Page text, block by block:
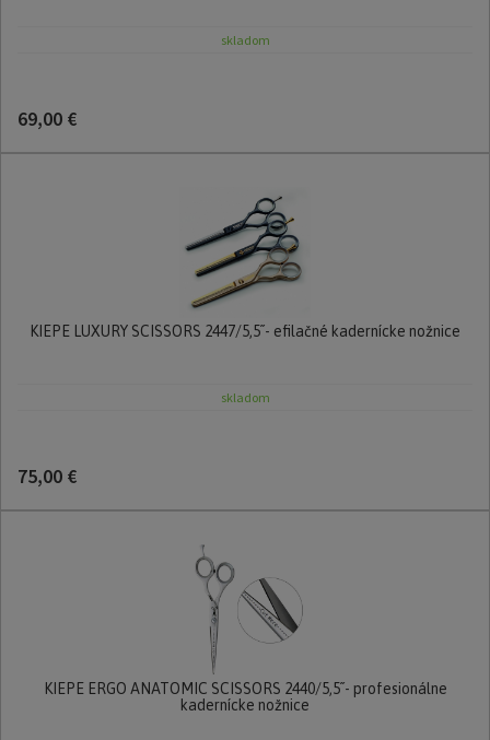
skladom
69,00 €
KIEPE LUXURY SCISSORS 2447/5,5´´- efilačné kadernícke nožnice
skladom
75,00 €
KIEPE ERGO ANATOMIC SCISSORS 2440/5,5´´- profesionálne
kadernícke nožnice